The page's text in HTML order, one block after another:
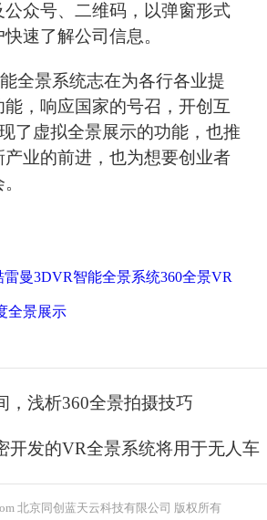
众号、二维码，以弹窗形式
速了解公司信息。
全景系统志在为各行各业提
，响应国家的号召，开创互
了虚拟全景展示的功能，也推
业的前进，也为想要创业者
雷曼3DVR智能全景系统360全景VR
全景展示
，浅析360全景拍摄技巧
开发的VR全景系统将用于无人车
北京同创蓝天云科技有限公司 版权所有